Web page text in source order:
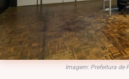
Imagem: Prefeitura de